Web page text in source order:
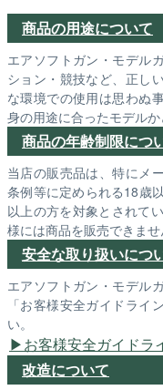
商品の用途について
エアソフトガン・モデル
ション・競技など、正し
な環境での使用は思わぬ
身の用途に合ったモデルか
商品の年齢制限につ
当店の販売品は、特にメ
条例等に定められる18歳
以上の方を対象とされて
様には商品を販売できませ
安全な取り扱いにつ
エアソフトガン・モデル
「お客様安全ガイドライ
い。
お客様安全ガイドラ
改造について